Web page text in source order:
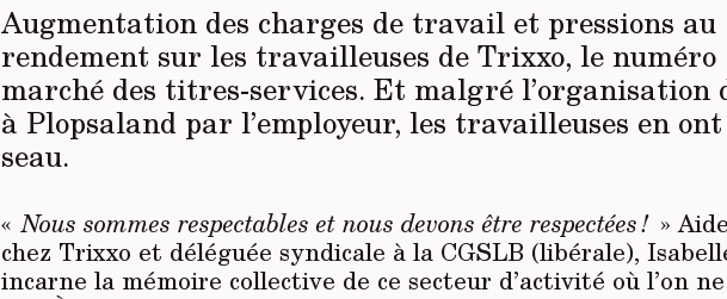
Augmentation des charges de travail et pressions au
rendement sur les travailleuses de Trixxo, le numéro
marché des titres-services. Et malgré l’organisation
à Plopsaland par l’employeur, les travailleuses en
seau.
«Nous sommes respectables et nous devons être respectées ! »
chez Trixxo et déléguée syndicale à la CGSLB (libérale),
incarne la mémoire collective de ce secteur d’activité où l’on